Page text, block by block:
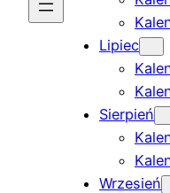
Lipiec
Sierpień
Wrzesień